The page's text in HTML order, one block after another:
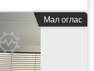
, тип на јарбол:
мм , напон наМал оглас